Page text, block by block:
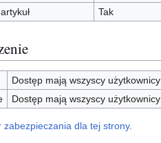
Tak
Dostęp mają wszyscy
Dostęp mają wszyscy
dla tej strony.